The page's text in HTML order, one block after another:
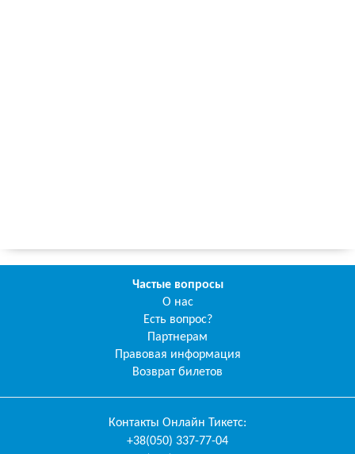
Частые вопросы
О нас
Есть вопрос?
Партнерам
Правовая информация
Возврат билетов
Контакты Онлайн Тикетс:
+38(050) 337-77-04